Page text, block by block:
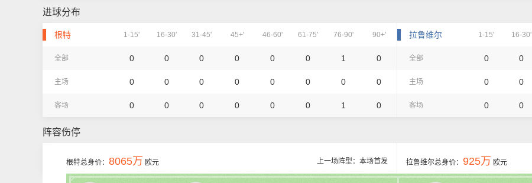
进球分布
根特 1-15' 16-30' 31-45' 45+' 46-60' 61-75' 76-90' 90+'
全部 0 0 0 0 0 0 1 0
主场 0 0 0 0 0 0 0 0
客场 0 0 0 0 0 0 1 0
拉鲁维尔 1-15' 16-30'
全部 0 0
主场 0 0
客场 0 0
阵容伤停
上一场阵型：本场首发
根特总身价： 8065万 欧元 拉鲁维尔总身价： 925万 欧元